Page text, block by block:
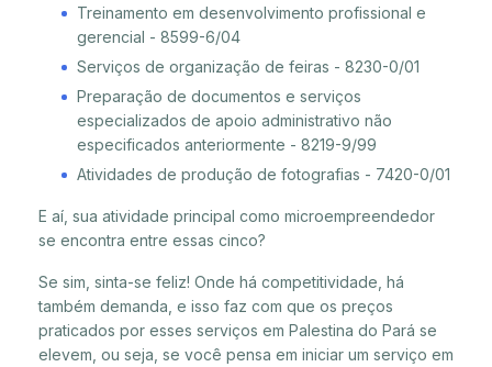
Treinamento em desenvolvimento profissional e
gerencial - 8599-6/04
Serviços de organização de feiras - 8230-0/01
Preparação de documentos e serviços
especializados de apoio administrativo não
especificados anteriormente - 8219-9/99
Atividades de produção de fotografias - 7420-0/01
E aí, sua atividade principal como microempreendedor
se encontra entre essas cinco?
Se sim, sinta-se feliz! Onde há competitividade, há
também demanda, e isso faz com que os preços
praticados por esses serviços em Palestina do Pará se
elevem, ou seja, se você pensa em iniciar um serviço em